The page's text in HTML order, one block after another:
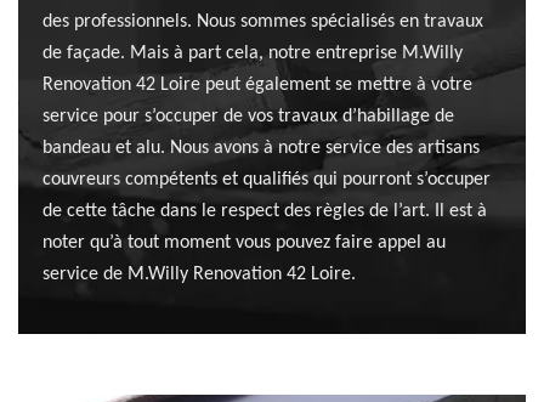
des professionnels. Nous sommes spécialisés en travaux
de façade. Mais à part cela, notre entreprise M.Willy
Renovation 42 Loire peut également se mettre à votre
service pour s’occuper de vos travaux d’habillage de
bandeau et alu. Nous avons à notre service des artisans
couvreurs compétents et qualifiés qui pourront s’occuper
de cette tâche dans le respect des règles de l’art. Il est à
noter qu’à tout moment vous pouvez faire appel au
service de M.Willy Renovation 42 Loire.